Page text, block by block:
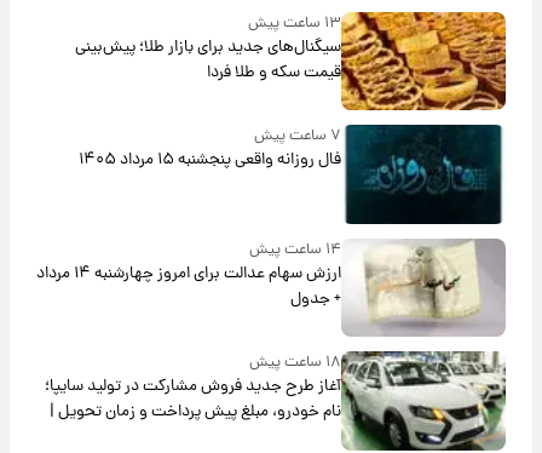
۱۳ ساعت پیش
سیگنال‌های جدید برای بازار طلا؛ پیش‌بینی
قیمت سکه و طلا فردا
۷ ساعت پیش
فال روزانه واقعی پنجشنبه ۱۵ مرداد ۱۴۰۵
۱۴ ساعت پیش
ارزش سهام عدالت برای امروز چهارشنبه ۱۴ مرداد
+ جدول
۱۸ ساعت پیش
آغاز طرح جدید فروش مشارکت در تولید سایپا؛
نام خودرو، مبلغ پیش پرداخت و زمان تحویل |
سود مشارکت چند درصد است؟